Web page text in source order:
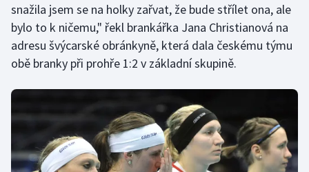
snažila jsem se na holky zařvat, že bude střílet ona, ale
bylo to k ničemu," řekl brankářka Jana Christianová na
adresu švýcarské obránkyně, která dala českému týmu
obě branky při prohře 1:2 v základní skupině.